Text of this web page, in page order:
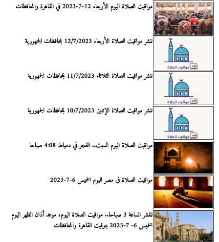
مواقيت الصلاة اليوم الأربعاء 12-7-2023 في القاهرة والمحافظات
ننشر مواقيت الصلاة الأربعاء 12/7/2023 بمحافظات الجمهورية
ننشر مواقيت الصلاة الثلاثاء 11/7/2023 بمحافظات الجمهورية
ننشر مواقيت الصلاة الإثنين 10/7/2023 بمحافظات الجمهورية
مواقيت الصلاة اليوم السبت.. الفجر في دمياط 4:08 صباحا
مواقيت الصلاة فى مصر اليوم الخميس 6-7-2023
للنشر الساعة 3 صباحا.. مواقيت الصلاة اليوم، موعد أذان الظهر اليوم
الخميس 6- 7-2023 بتوقيت القاهرة والمحافظات